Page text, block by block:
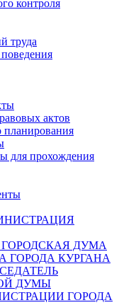
контроля
труда
актов
планирования
для прохождения
ДУМА
ГОРОДА КУРГАНА
ДУМЫ
ГОРОДА